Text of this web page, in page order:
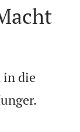
in die